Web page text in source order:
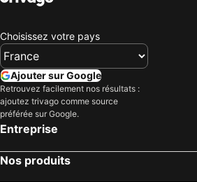
Choisissez votre pays
Ajouter sur Google
Retrouvez facilement nos résultats :
ajoutez trivago comme source
préférée sur Google.
Entreprise
Nos produits